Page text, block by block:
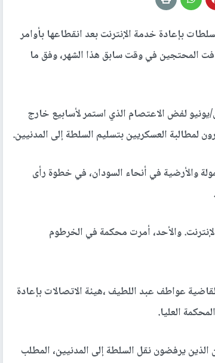
بإعادة خدمة الإنترنت بعد انقطاعها بأوامر
المحتجين في وقت سابق هذا الشهر، وفق ما
لفض الاعتصام الذي استمر لأسابيع خارج
لمطالبة العسكريين بتسليم السلطة إلى المدنيين.
والأرضية في أنحاء السودان، في خطوة رأى
والأحد، أمرت محكمة في الخرطوم
عواطف عبد اللطيف ،هيئة الاتصالات بإعادة
العليا.
يرفضون نقل السلطة إلى المدنيين، المطلب